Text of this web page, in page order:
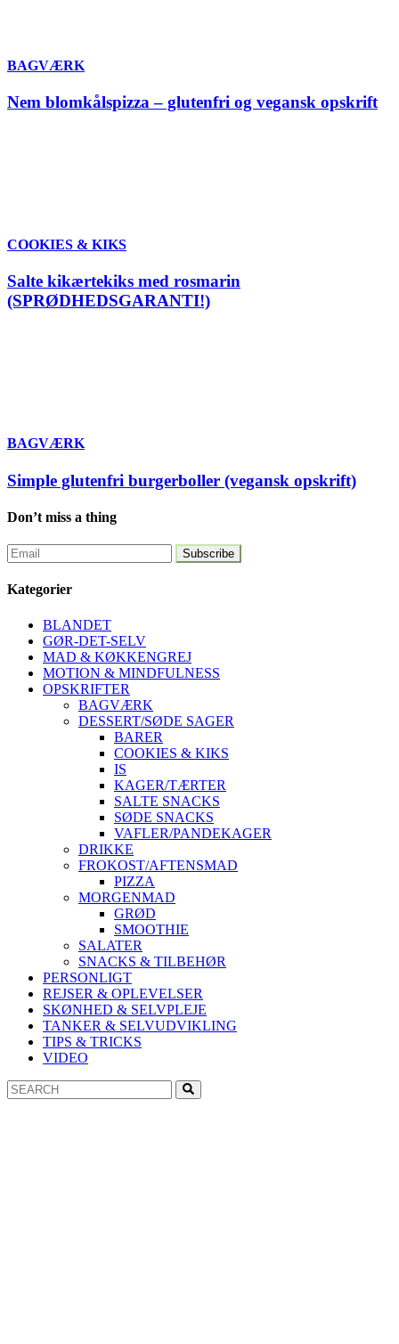
BAGVÆRK
Nem blomkålspizza – glutenfri og vegansk opskrift
COOKIES & KIKS
Salte kikærtekiks med rosmarin
(SPRØDHEDSGARANTI!)
BAGVÆRK
Simple glutenfri burgerboller (vegansk opskrift)
Don’t miss a thing
Kategorier
BLANDET
GØR-DET-SELV
MAD & KØKKENGREJ
MOTION & MINDFULNESS
OPSKRIFTER
BAGVÆRK
DESSERT/SØDE SAGER
BARER
COOKIES & KIKS
IS
KAGER/TÆRTER
SALTE SNACKS
SØDE SNACKS
VAFLER/PANDEKAGER
DRIKKE
FROKOST/AFTENSMAD
PIZZA
MORGENMAD
GRØD
SMOOTHIE
SALATER
SNACKS & TILBEHØR
PERSONLIGT
REJSER & OPLEVELSER
SKØNHED & SELVPLEJE
TANKER & SELVUDVIKLING
TIPS & TRICKS
VIDEO
Search
for: